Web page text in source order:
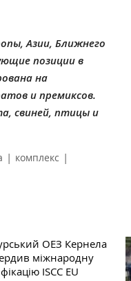
Азии, Ближнего
позиции в
на
и премиксов.
свиней, птицы и
| комплекс |
ОЕЗ Кернела
міжнародну
ISCC EU